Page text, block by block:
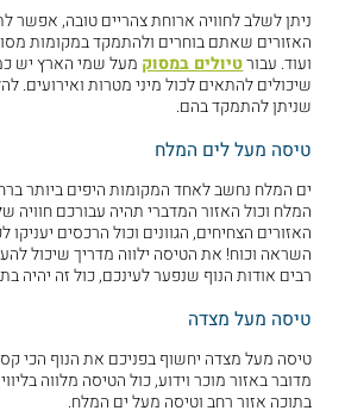
ניתן לשלב לחוויה ארוחת צהריים טובה, אפשר
האזורים שאתם בוחרים ולהתמקד במקומות
ועוד. עבורטיולים במסוק מעל שמי הארץ יש
שיכולים להתאים לכול מיני מטרות ואירועים.
שניתן להתמקד בהם.
טיסה מעל לים המלח
ים המלח נחשב לאחד המקומות היפים ביותר
המלח וכול האזור המדברי תהיה עבורכם חוויה
האזורים הצחיחים, הגוונים וכול הרכסים
השראה וכוח! את הטיסה ילווה מדריך שיכול
רבים אודות הנוף שנפער לעינכם, כול זה יהיה
טיסה מעל מצדה
טיסה מעל מצדה יחשוף בפניכם את הנוף הכי
מדובר באזור מוכר וידוע, כול הטיסה מלווה
בתוכה אזור רחב וטיסה מעל ים המלח.